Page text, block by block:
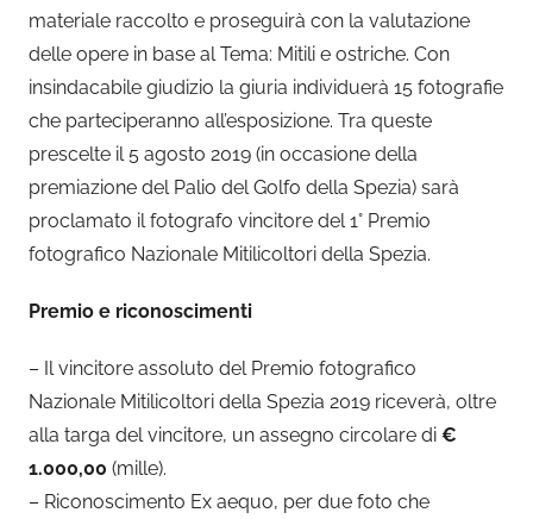
materiale raccolto e proseguirà con la valutazione
delle opere in base al Tema: Mitili e ostriche. Con
insindacabile giudizio la giuria individuerà 15 fotografie
che parteciperanno all’esposizione. Tra queste
prescelte il 5 agosto 2019 (in occasione della
premiazione del Palio del Golfo della Spezia) sarà
proclamato il fotografo vincitore del 1° Premio
fotografico Nazionale Mitilicoltori della Spezia.
Premio e riconoscimenti
– Il vincitore assoluto del Premio fotografico
Nazionale Mitilicoltori della Spezia 2019 riceverà, oltre
alla targa del vincitore, un assegno circolare di €
1.000,00 (mille).
– Riconoscimento Ex aequo, per due foto che